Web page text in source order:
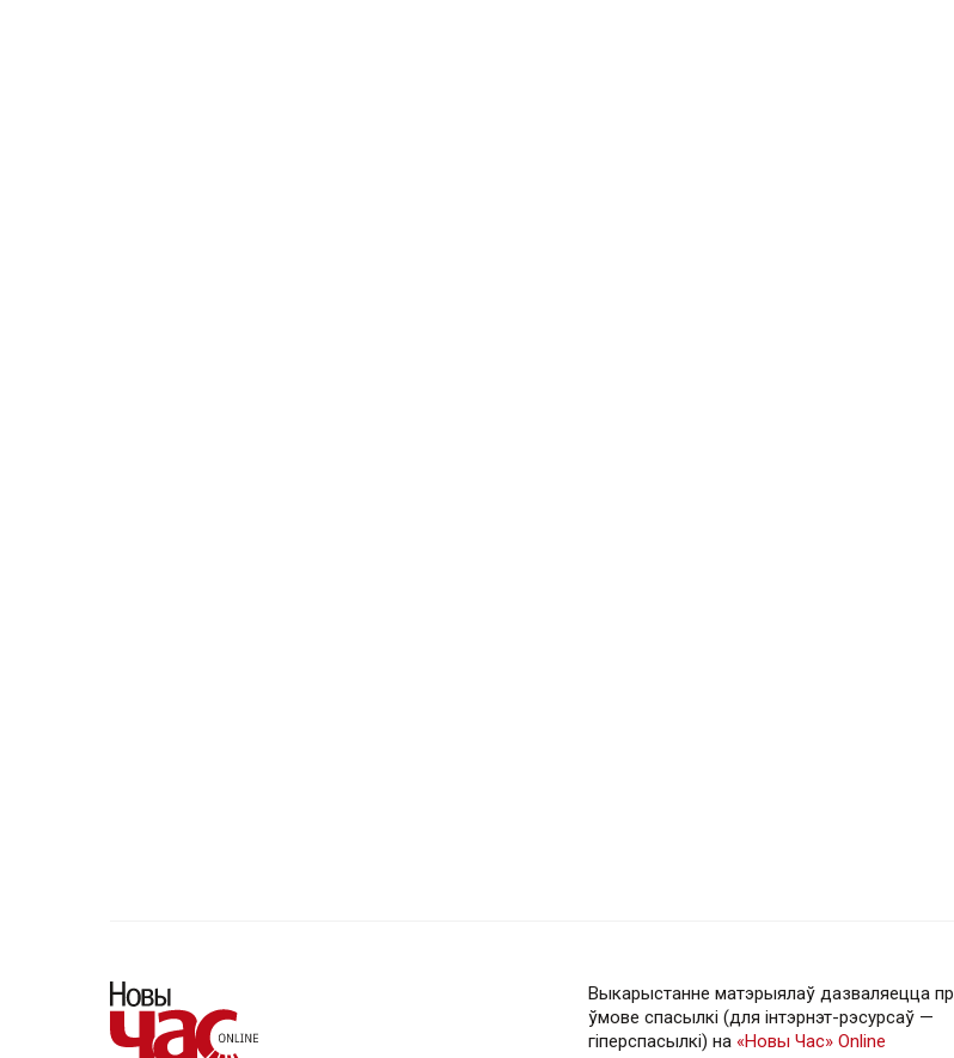
Выкарыстанне матэрыялаў дазваляецца
ўмове спасылкі (для інтэрнэт-рэсурсаў —
гiперспасылкi) на «Новы Час» Online